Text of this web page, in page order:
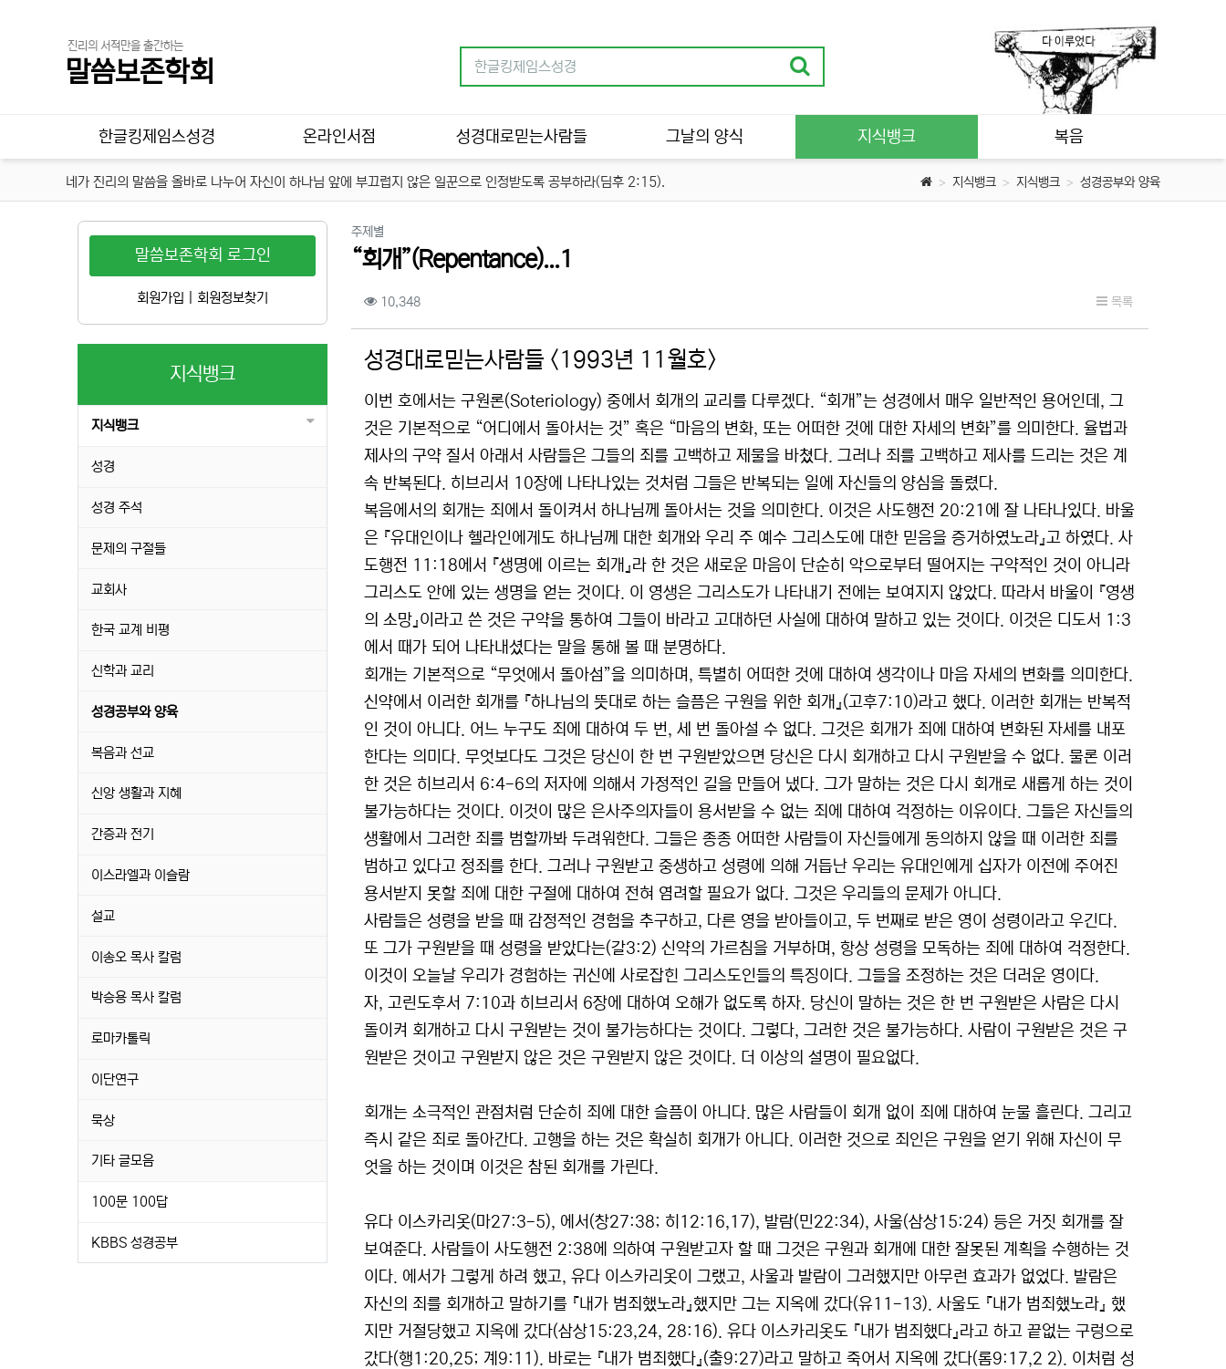
진리의 서적만을 출간하는
말씀보존학회
한글킹제임스성경 온라인서점 성경대로믿는사람들 그날의 양식 지식뱅크 복음
네가 진리의 말씀을 올바로 나누어 자신이 하나님 앞에 부끄럽지 않은 일꾼으로 인정받도록 공부하라(딤후 2:15). 지식뱅크 지식뱅크 성경공부와 양육
주제별
“회개”(Repentance)...1
컨텐츠 정보
10,348조회 목록
성경대로믿는사람들 <1993년 11월호>
이번 호에서는 구원론(Soteriology) 중에서 회개의 교리를 다루겠다. “회개”는 성경에서 매우 일반적인 용어인데, 그
것은 기본적으로 “어디에서 돌아서는 것” 혹은 “마음의 변화, 또는 어떠한 것에 대한 자세의 변화”를 의미한다. 율법과
제사의 구약 질서 아래서 사람들은 그들의 죄를 고백하고 제물을 바쳤다. 그러나 죄를 고백하고 제사를 드리는 것은 계
속 반복된다. 히브리서 10장에 나타나있는 것처럼 그들은 반복되는 일에 자신들의 양심을 돌렸다.
복음에서의 회개는 죄에서 돌이켜서 하나님께 돌아서는 것을 의미한다. 이것은 사도행전 20:21에 잘 나타나있다. 바울
은 『유대인이나 헬라인에게도 하나님께 대한 회개와 우리 주 예수 그리스도에 대한 믿음을 증거하였노라』고 하였다. 사
도행전 11:18에서 『생명에 이르는 회개』라 한 것은 새로운 마음이 단순히 악으로부터 떨어지는 구약적인 것이 아니라
그리스도 안에 있는 생명을 얻는 것이다. 이 영생은 그리스도가 나타내기 전에는 보여지지 않았다. 따라서 바울이 『영생
의 소망』이라고 쓴 것은 구약을 통하여 그들이 바라고 고대하던 사실에 대하여 말하고 있는 것이다. 이것은 디도서 1:3
에서 때가 되어 나타내셨다는 말을 통해 볼 때 분명하다.
회개는 기본적으로 “무엇에서 돌아섬”을 의미하며, 특별히 어떠한 것에 대하여 생각이나 마음 자세의 변화를 의미한다.
신약에서 이러한 회개를 『하나님의 뜻대로 하는 슬픔은 구원을 위한 회개』(고후7:10)라고 했다. 이러한 회개는 반복적
인 것이 아니다. 어느 누구도 죄에 대하여 두 번, 세 번 돌아설 수 없다. 그것은 회개가 죄에 대하여 변화된 자세를 내포
한다는 의미다. 무엇보다도 그것은 당신이 한 번 구원받았으면 당신은 다시 회개하고 다시 구원받을 수 없다. 물론 이러
한 것은 히브리서 6:4-6의 저자에 의해서 가정적인 길을 만들어 냈다. 그가 말하는 것은 다시 회개로 새롭게 하는 것이
불가능하다는 것이다. 이것이 많은 은사주의자들이 용서받을 수 없는 죄에 대하여 걱정하는 이유이다. 그들은 자신들의
생활에서 그러한 죄를 범할까봐 두려워한다. 그들은 종종 어떠한 사람들이 자신들에게 동의하지 않을 때 이러한 죄를
범하고 있다고 정죄를 한다. 그러나 구원받고 중생하고 성령에 의해 거듭난 우리는 유대인에게 십자가 이전에 주어진
용서받지 못할 죄에 대한 구절에 대하여 전혀 염려할 필요가 없다. 그것은 우리들의 문제가 아니다.
사람들은 성령을 받을 때 감정적인 경험을 추구하고, 다른 영을 받아들이고, 두 번째로 받은 영이 성령이라고 우긴다.
또 그가 구원받을 때 성령을 받았다는(갈3:2) 신약의 가르침을 거부하며, 항상 성령을 모독하는 죄에 대하여 걱정한다.
이것이 오늘날 우리가 경험하는 귀신에 사로잡힌 그리스도인들의 특징이다. 그들을 조정하는 것은 더러운 영이다.
자, 고린도후서 7:10과 히브리서 6장에 대하여 오해가 없도록 하자. 당신이 말하는 것은 한 번 구원받은 사람은 다시
돌이켜 회개하고 다시 구원받는 것이 불가능하다는 것이다. 그렇다, 그러한 것은 불가능하다. 사람이 구원받은 것은 구
원받은 것이고 구원받지 않은 것은 구원받지 않은 것이다. 더 이상의 설명이 필요없다.
회개는 소극적인 관점처럼 단순히 죄에 대한 슬픔이 아니다. 많은 사람들이 회개 없이 죄에 대하여 눈물 흘린다. 그리고
즉시 같은 죄로 돌아간다. 고행을 하는 것은 확실히 회개가 아니다. 이러한 것으로 죄인은 구원을 얻기 위해 자신이 무
엇을 하는 것이며 이것은 참된 회개를 가린다.
유다 이스카리옷(마27:3-5), 에서(창27:38; 히12:16,17), 발람(민22:34), 사울(삼상15:24) 등은 거짓 회개를 잘
보여준다. 사람들이 사도행전 2:38에 의하여 구원받고자 할 때 그것은 구원과 회개에 대한 잘못된 계획을 수행하는 것
이다. 에서가 그렇게 하려 했고, 유다 이스카리옷이 그랬고, 사울과 발람이 그러했지만 아무런 효과가 없었다. 발람은
자신의 죄를 회개하고 말하기를 『내가 범죄했노라』했지만 그는 지옥에 갔다(유11-13). 사울도 『내가 범죄했노라』 했
지만 거절당했고 지옥에 갔다(삼상15:23,24, 28:16). 유다 이스카리옷도 『내가 범죄했다』라고 하고 끝없는 구렁으로
갔다(행1:20,25; 계9:11). 바로는 『내가 범죄했다』(출9:27)라고 말하고 죽어서 지옥에 갔다(롬9:17,2 2). 이처럼 성
말씀보존학회 로그인
회원가입 회원정보찾기
지식뱅크
지식뱅크
성경
성경 주석
문제의 구절들
교회사
한국 교계 비평
신학과 교리
성경공부와 양육
복음과 선교
신앙 생활과 지혜
간증과 전기
이스라엘과 이슬람
설교
이송오 목사 칼럼
박승용 목사 칼럼
로마카톨릭
이단연구
묵상
기타 글모음
100문 100답
KBBS 성경공부